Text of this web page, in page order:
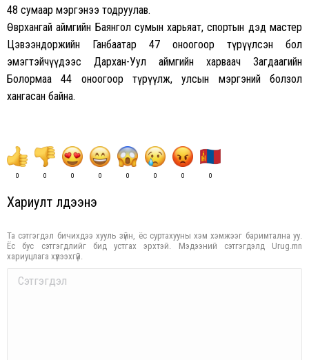
48 сумаар мэргэнээ тодруулав.
Өвөрхангай аймгийн Баянгол сумын харьяат, спортын дэд мастер
Цэвээндоржийн Ганбаатар 47 оноогоор түрүүлсэн бол
эмэгтэйчүүдээс Дархан-Уул аймгийн харваач Загдаагийн
Болормаа 44 оноогоор түрүүлж, улсын мэргэний болзол
хангасан байна.
0 0 0 0 0 0 0 0
Хариулт үлдээнэ үү
Та сэтгэгдэл бичихдээ хууль зүйн, ёс суртахууны хэм хэмжээг баримтална уу.
Ёс бус сэтгэгдлийг бид устгах эрхтэй. Мэдээний сэтгэгдэлд Urug.mn
хариуцлага хүлээхгүй.
Comment